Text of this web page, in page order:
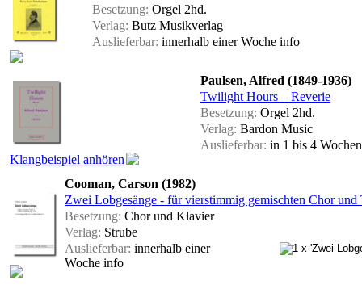
Besetzung: Orgel 2hd.
Verlag: Butz Musikverlag
Auslieferbar: innerhalb einer Woche info
Klangbeispiel anhören
Paulsen, Alfred (1849-1936)
Twilight Hours – Reverie
Besetzung: Orgel 2hd.
Verlag: Bardon Music
Auslieferbar: in 1 bis 4
Cooman, Carson (1982)
Zwei Lobgesänge - für vierstimmig gemischten Chor
Besetzung: Chor und Klavier
Verlag: Strube
Auslieferbar: innerhalb einer
Woche info